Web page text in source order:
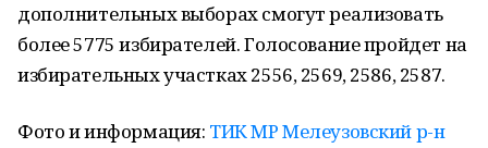
дополнительных выборах смогут реализовать
более 5775 избирателей. Голосование пройдет на
избирательных участках 2556, 2569, 2586, 2587.
Фото и информация: ТИК МР Мелеузовский р-н